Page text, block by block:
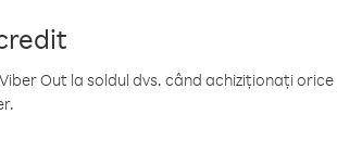
Out la soldul dvs. când achiziționați